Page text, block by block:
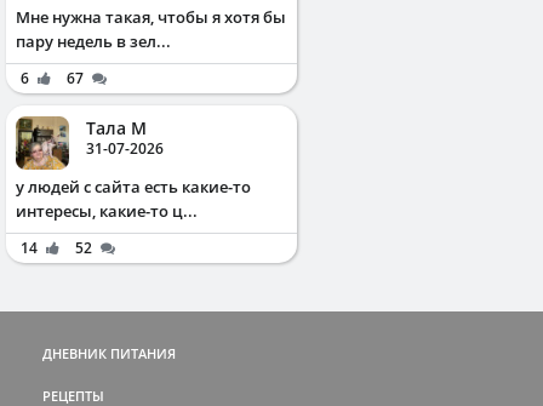
Мне нужна такая, чтобы я хотя бы
пару недель в зел...
6 67
Тала М
31-07-2026
у людей с сайта есть какие-то
интересы, какие-то ц...
14 52
ДНЕВНИК ПИТАНИЯ
РЕЦЕПТЫ